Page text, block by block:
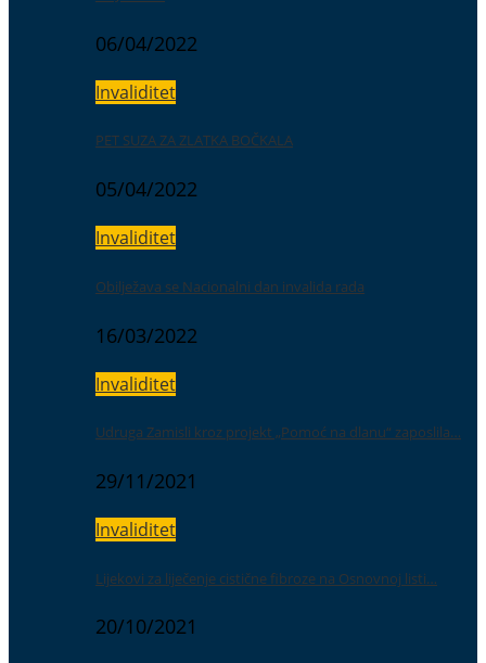
06/04/2022
Invaliditet
PET SUZA ZA ZLATKA BOČKALA
05/04/2022
Invaliditet
Obilježava se Nacionalni dan invalida rada
16/03/2022
Invaliditet
Udruga Zamisli kroz projekt „Pomoć na dlanu“ zaposlila…
29/11/2021
Invaliditet
Lijekovi za liječenje cistične fibroze na Osnovnoj listi…
20/10/2021